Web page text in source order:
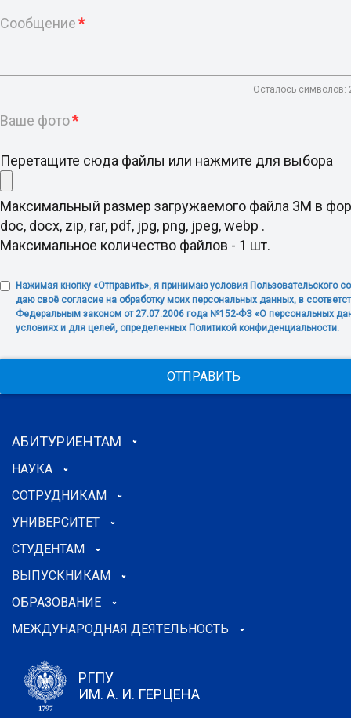
Сообщение*
Осталось символов:
Ваше фото*
Перетащите сюда файлы или нажмите для выбора
Максимальный размер загружаемого файла 3M в
doc, docx, zip, rar, pdf, jpg, png, jpeg, webp .
Максимальное количество файлов - 1 шт.
Нажимая кнопку «Отправить», я принимаю условия Пользовательского
даю своё согласие на обработку моих персональных данных, в
Федеральным законом от 27.07.2006 года №152-ФЗ «О персональных
условиях и для целей, определенных Политикой конфиденциальности.
ОТПРАВИТЬ
АБИТУРИЕНТАМ
НАУКА
СОТРУДНИКАМ
УНИВЕРСИТЕТ
СТУДЕНТАМ
ВЫПУСКНИКАМ
ОБРАЗОВАНИЕ
МЕЖДУНАРОДНАЯ ДЕЯТЕЛЬНОСТЬ
РГПУ
ИМ. А. И. ГЕРЦЕНА